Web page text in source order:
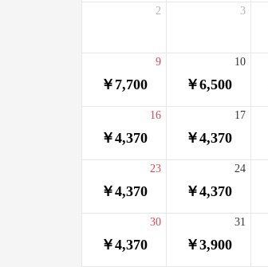
2 3
￥7,700
9
￥6,500
10
￥4,370
16
￥4,370
17
￥4,370
23
￥4,370
24
￥4,370
30
￥3,900
31